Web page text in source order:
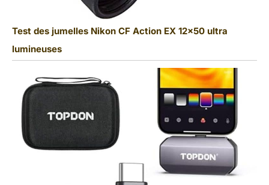
Test des jumelles Nikon CF Action EX 12×50 ultra
lumineuses